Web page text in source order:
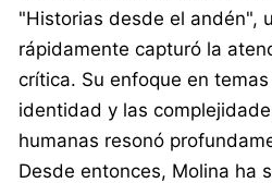
"Historias desde el andén",
rápidamente capturó la
crítica. Su enfoque en
identidad y las
humanas resonó
Desde entonces, Molina ha